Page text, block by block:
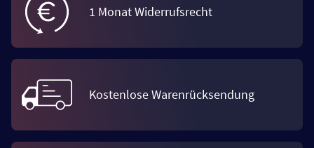
1 Monat Widerrufsrecht
Kostenlose Warenrücksendung